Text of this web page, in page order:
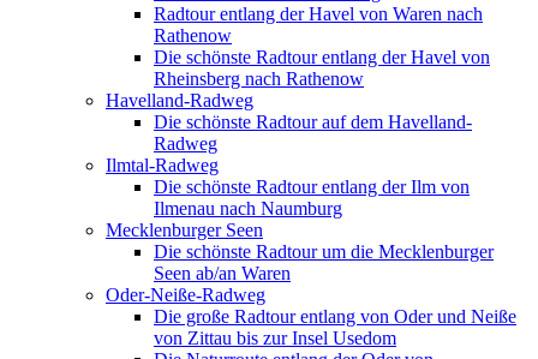
Radtour entlang der Havel von Waren nach
Rathenow
Die schönste Radtour entlang der Havel von
Rheinsberg nach Rathenow
Havelland-Radweg
Die schönste Radtour auf dem Havelland-
Radweg
Ilmtal-Radweg
Die schönste Radtour entlang der Ilm von
Ilmenau nach Naumburg
Mecklenburger Seen
Die schönste Radtour um die Mecklenburger
Seen ab/an Waren
Oder-Neiße-Radweg
Die große Radtour entlang von Oder und Neiße
von Zittau bis zur Insel Usedom